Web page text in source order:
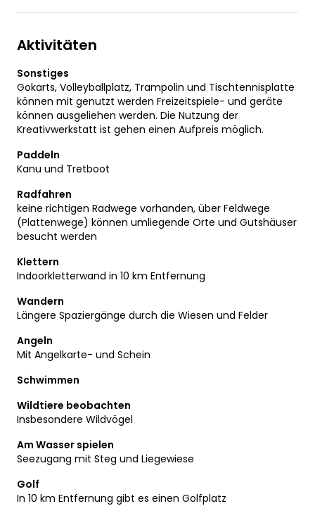
Aktivitäten
Sonstiges
Gokarts, Volleyballplatz, Trampolin und Tischtennisplatte
können mit genutzt werden Freizeitspiele- und geräte
können ausgeliehen werden. Die Nutzung der
Kreativwerkstatt ist gehen einen Aufpreis möglich.
Paddeln
Kanu und Tretboot
Radfahren
keine richtigen Radwege vorhanden, über Feldwege
(Plattenwege) können umliegende Orte und Gutshäuser
besucht werden
Klettern
Indoorkletterwand in 10 km Entfernung
Wandern
Längere Spaziergänge durch die Wiesen und Felder
Angeln
Mit Angelkarte- und Schein
Schwimmen
Wildtiere beobachten
Insbesondere Wildvögel
Am Wasser spielen
Seezugang mit Steg und Liegewiese
Golf
In 10 km Entfernung gibt es einen Golfplatz